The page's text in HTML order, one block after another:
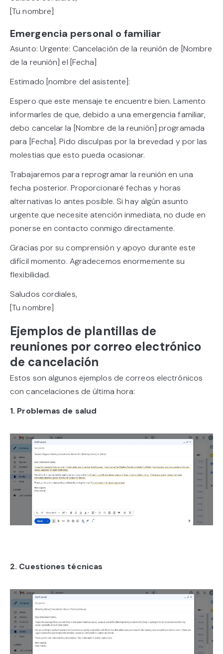
[Tu nombre]
Emergencia personal o familiar
Asunto: Urgente: Cancelación de la reunión de [Nombre
de la reunión] el [Fecha]
Estimado [nombre del asistente]:
Espero que este mensaje te encuentre bien. Lamento
informarles de que, debido a una emergencia familiar,
debo cancelar la [Nombre de la reunión] programada
para [Fecha]. Pido disculpas por la brevedad y por las
molestias que esto pueda ocasionar.
Trabajaremos para reprogramar la reunión en una
fecha posterior. Proporcionaré fechas y horas
alternativas lo antes posible. Si hay algún asunto
urgente que necesite atención inmediata, no dude en
ponerse en contacto conmigo directamente.
Gracias por su comprensión y apoyo durante este
difícil momento. Agradecemos enormemente su
flexibilidad.
Saludos cordiales,
[Tu nombre]
Ejemplos de plantillas de
reuniones por correo electrónico
de cancelación
Estos son algunos ejemplos de correos electrónicos
con cancelaciones de última hora:
1. Problemas de salud
2. Cuestiones técnicas